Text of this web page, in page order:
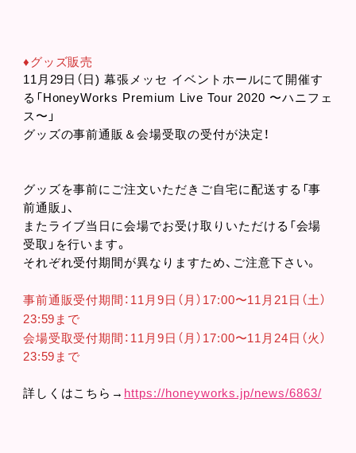
♦︎グッズ販売
11月29日（日) 幕張メッセ イベントホールにて開催す
る「HoneyWorks Premium Live Tour 2020 〜ハニフェ
ス〜」
グッズの事前通販＆会場受取の受付が決定！
グッズを事前にご注文いただきご自宅に配送する「事
前通販」、
またライブ当日に会場でお受け取りいただける「会場
受取」を行います。
それぞれ受付期間が異なりますため、ご注意下さい。
事前通販受付期間：11月9日（月）17:00〜11月21日（土）
23:59まで
会場受取受付期間：11月9日（月）17:00〜11月24日（火）
23:59まで
詳しくはこちら→ https://honeyworks.jp/news/6863/